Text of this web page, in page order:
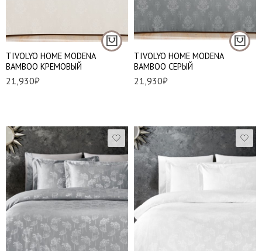
TIVOLYO HOME MODENA
BAMBOO КРЕМОВЫЙ
21,930₽
TIVOLYO HOME MODENA
BAMBOO СЕРЫЙ
21,930₽
Евро стандарт